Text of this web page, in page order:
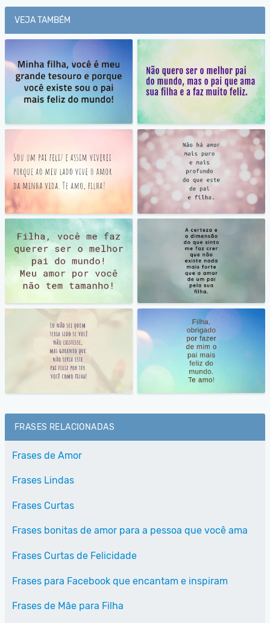
VEJA TAMBÉM
FRASES RELACIONADAS
Frases de Amor
Frases Lindas
Frases Curtas
Frases bonitas de amor para a pessoa que você ama
Frases Curtas de Felicidade
Frases para Facebook que encantam e inspiram
Frases de Mãe para Filha